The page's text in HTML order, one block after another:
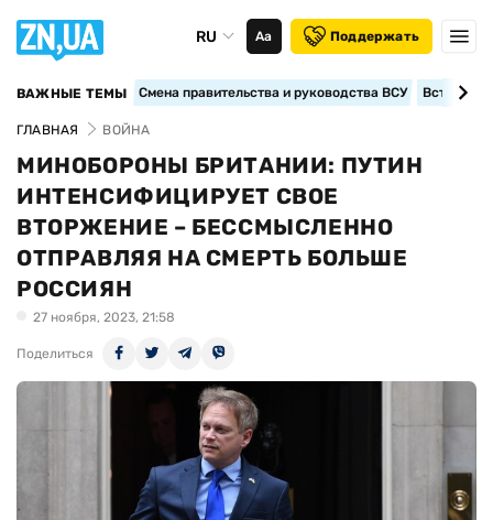
RU Аа Поддержать
ВАЖНЫЕ ТЕМЫ Смена правительства и руководства ВСУ
ГЛАВНАЯ ВОЙНА
МИНОБОРОНЫ БРИТАНИИ: ПУТИН
ИНТЕНСИФИЦИРУЕТ СВОЕ
ВТОРЖЕНИЕ – БЕССМЫСЛЕННО
ОТПРАВЛЯЯ НА СМЕРТЬ БОЛЬШЕ
РОССИЯН
27 ноября, 2023, 21:58
Поделиться